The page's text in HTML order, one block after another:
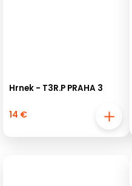
Hrnek - T3R.P PRAHA 3
14 €